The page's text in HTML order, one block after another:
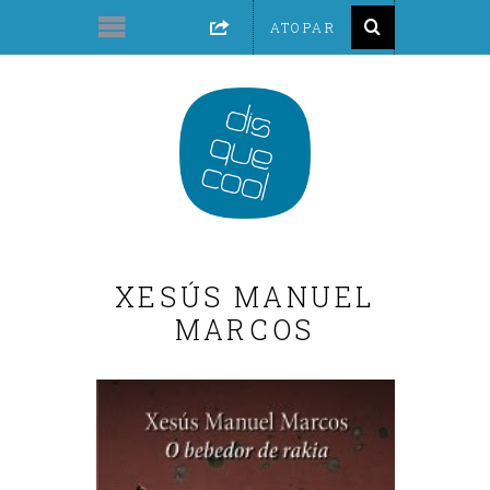
XESÚS MANUEL
MARCOS